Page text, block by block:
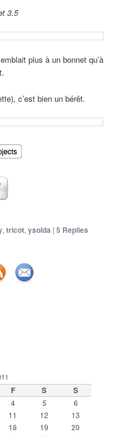
3.5
plus à un bonnet qu’à
c’est bien un bérêt.
,tricot,ysolda |5 Replies
F S S
4 5 6
11 12 13
18 19 20